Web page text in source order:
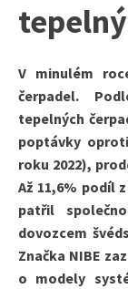
V minulém
čerpadel.
tepelných
poptávky
roku 2022),
Až 11,6% podíl
patřil
dovozcem
Značka NIBE
o modely